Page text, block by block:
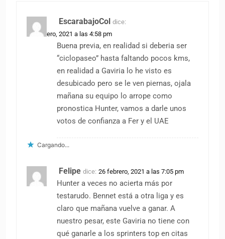
EscarabajoCol dice:
26 febrero, 2021 a las 4:58 pm
Buena previa, en realidad si deberia ser
“ciclopaseo” hasta faltando pocos kms,
en realidad a Gaviria lo he visto es
desubicado pero se le ven piernas, ojala
mañana su equipo lo arrope como
pronostica Hunter, vamos a darle unos
votos de confianza a Fer y el UAE
Cargando...
Felipe dice: 26 febrero, 2021 a las 7:05 pm
Hunter a veces no acierta más por
testarudo. Bennet está a otra liga y es
claro que mañana vuelve a ganar. A
nuestro pesar, este Gaviria no tiene con
qué ganarle a los sprinters top en citas